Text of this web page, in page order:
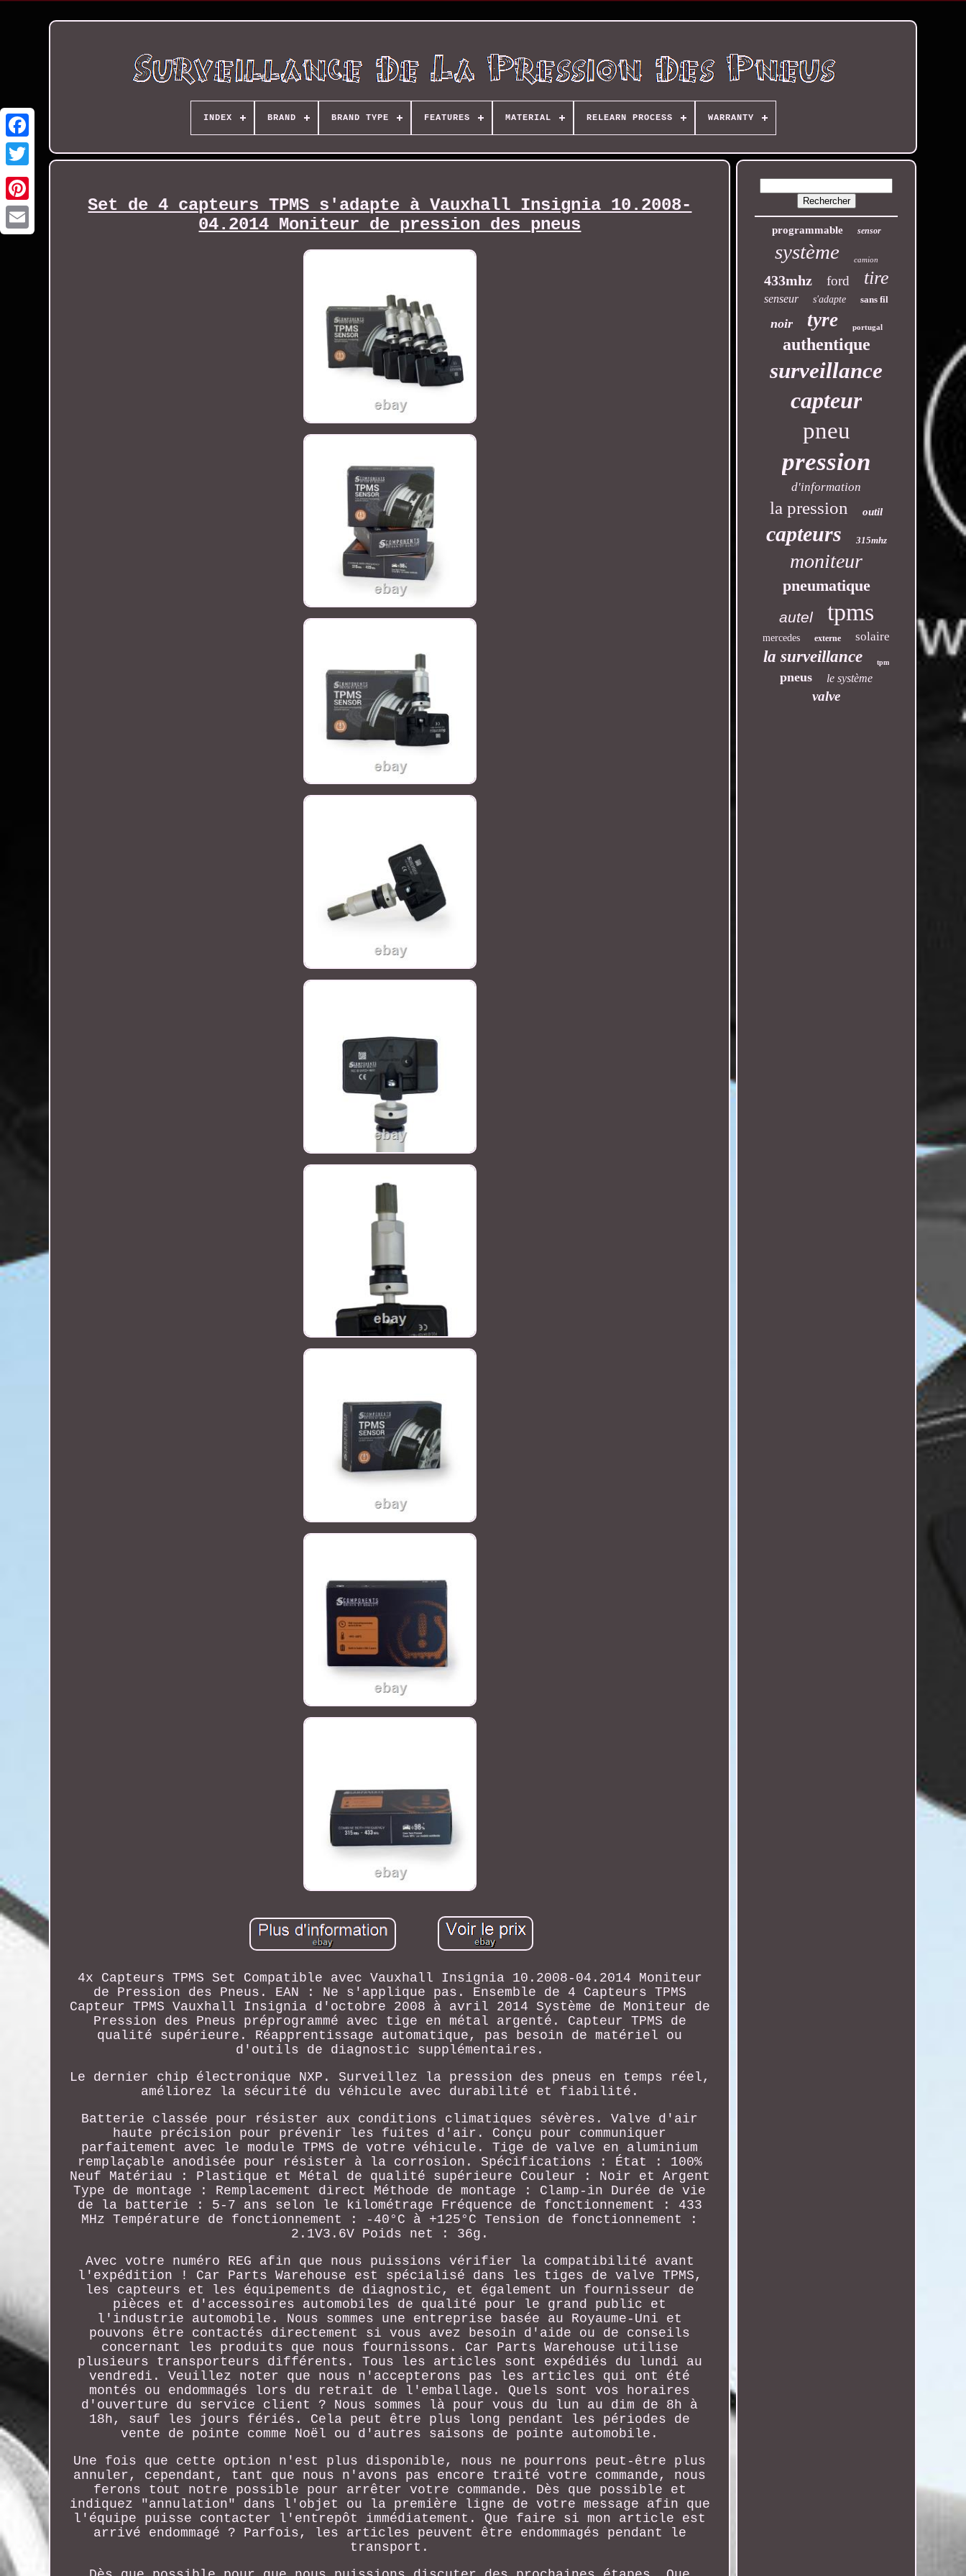
INDEX BRAND BRAND TYPE FEATURES MATERIAL RELEARN PROCESS WARRANTY
Set de 4 capteurs TPMS s'adapte à Vauxhall Insignia 10.2008-
04.2014 Moniteur de pression des pneus
4x Capteurs TPMS Set Compatible avec Vauxhall Insignia 10.2008-04.2014 Moniteur
de Pression des Pneus. EAN : Ne s'applique pas. Ensemble de 4 Capteurs TPMS
Capteur TPMS Vauxhall Insignia d'octobre 2008 à avril 2014 Système de Moniteur de
Pression des Pneus préprogrammé avec tige en métal argenté. Capteur TPMS de
qualité supérieure. Réapprentissage automatique, pas besoin de matériel ou
d'outils de diagnostic supplémentaires.
Le dernier chip électronique NXP. Surveillez la pression des pneus en temps réel,
améliorez la sécurité du véhicule avec durabilité et fiabilité.
Batterie classée pour résister aux conditions climatiques sévères. Valve d'air
haute précision pour prévenir les fuites d'air. Conçu pour communiquer
parfaitement avec le module TPMS de votre véhicule. Tige de valve en aluminium
remplaçable anodisée pour résister à la corrosion. Spécifications : État : 100%
Neuf Matériau : Plastique et Métal de qualité supérieure Couleur : Noir et Argent
Type de montage : Remplacement direct Méthode de montage : Clamp-in Durée de vie
de la batterie : 5-7 ans selon le kilométrage Fréquence de fonctionnement : 433
MHz Température de fonctionnement : -40°C à +125°C Tension de fonctionnement :
2.1V3.6V Poids net : 36g.
Avec votre numéro REG afin que nous puissions vérifier la compatibilité avant
l'expédition ! Car Parts Warehouse est spécialisé dans les tiges de valve TPMS,
les capteurs et les équipements de diagnostic, et également un fournisseur de
pièces et d'accessoires automobiles de qualité pour le grand public et
l'industrie automobile. Nous sommes une entreprise basée au Royaume-Uni et
pouvons être contactés directement si vous avez besoin d'aide ou de conseils
concernant les produits que nous fournissons. Car Parts Warehouse utilise
plusieurs transporteurs différents. Tous les articles sont expédiés du lundi au
vendredi. Veuillez noter que nous n'accepterons pas les articles qui ont été
montés ou endommagés lors du retrait de l'emballage. Quels sont vos horaires
d'ouverture du service client ? Nous sommes là pour vous du lun au dim de 8h à
18h, sauf les jours fériés. Cela peut être plus long pendant les périodes de
vente de pointe comme Noël ou d'autres saisons de pointe automobile.
Une fois que cette option n'est plus disponible, nous ne pourrons peut-être plus
annuler, cependant, tant que nous n'avons pas encore traité votre commande, nous
ferons tout notre possible pour arrêter votre commande. Dès que possible et
indiquez "annulation" dans l'objet ou la première ligne de votre message afin que
l'équipe puisse contacter l'entrepôt immédiatement. Que faire si mon article est
arrivé endommagé ? Parfois, les articles peuvent être endommagés pendant le
transport.
programmable sensor
système camion
433mhz ford tire
senseur s'adapte sans fil
noir tyre portugal
authentique
surveillance
capteur
pneu
pression
d'information
la pression outil
capteurs 315mhz
moniteur
pneumatique
autel tpms
mercedes externe solaire
la surveillance tpm
pneus le système
valve